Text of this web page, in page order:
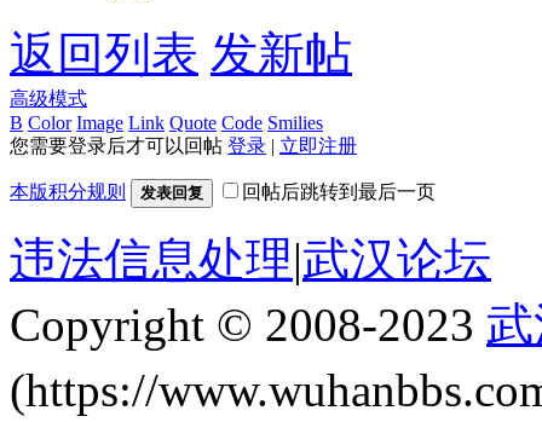
返回列表 发新帖
高级模式
B Color Image Link Quote Code Smilies
您需要登录后才可以回帖 登录 | 立即注册
本版积分规则 发表回复 回帖后跳转到最后一页
违法信息处理|武汉论坛
Copyright © 2008-2023
(https://